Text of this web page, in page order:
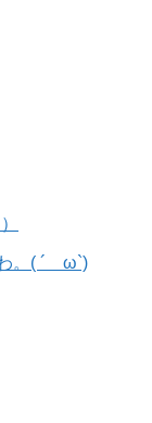
わ。( ´ ω`)